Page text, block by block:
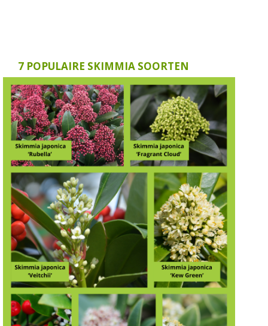
7 POPULAIRE SKIMMIA SOORTEN